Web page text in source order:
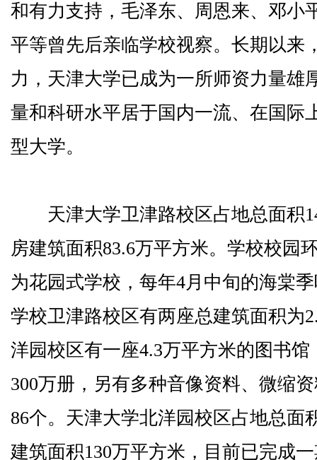
和有力支持，毛泽东、周恩来、邓小
平等曾先后亲临学校视察。长期以来
力，天津大学已成为一所师资力量雄
量和科研水平居于国内一流、在国际
型大学。
天津大学卫津路校区占地总面积
房建筑面积83.6万平方米。学校校园
为花园式学校，每年4月中旬的海棠
学校卫津路校区有两座总建筑面积为
洋园校区有一座4.3万平方米的图书
300万册，另有多种音像资料、微缩
86个。天津大学北洋园校区占地总面
建筑面积130万平方米，目前已完成